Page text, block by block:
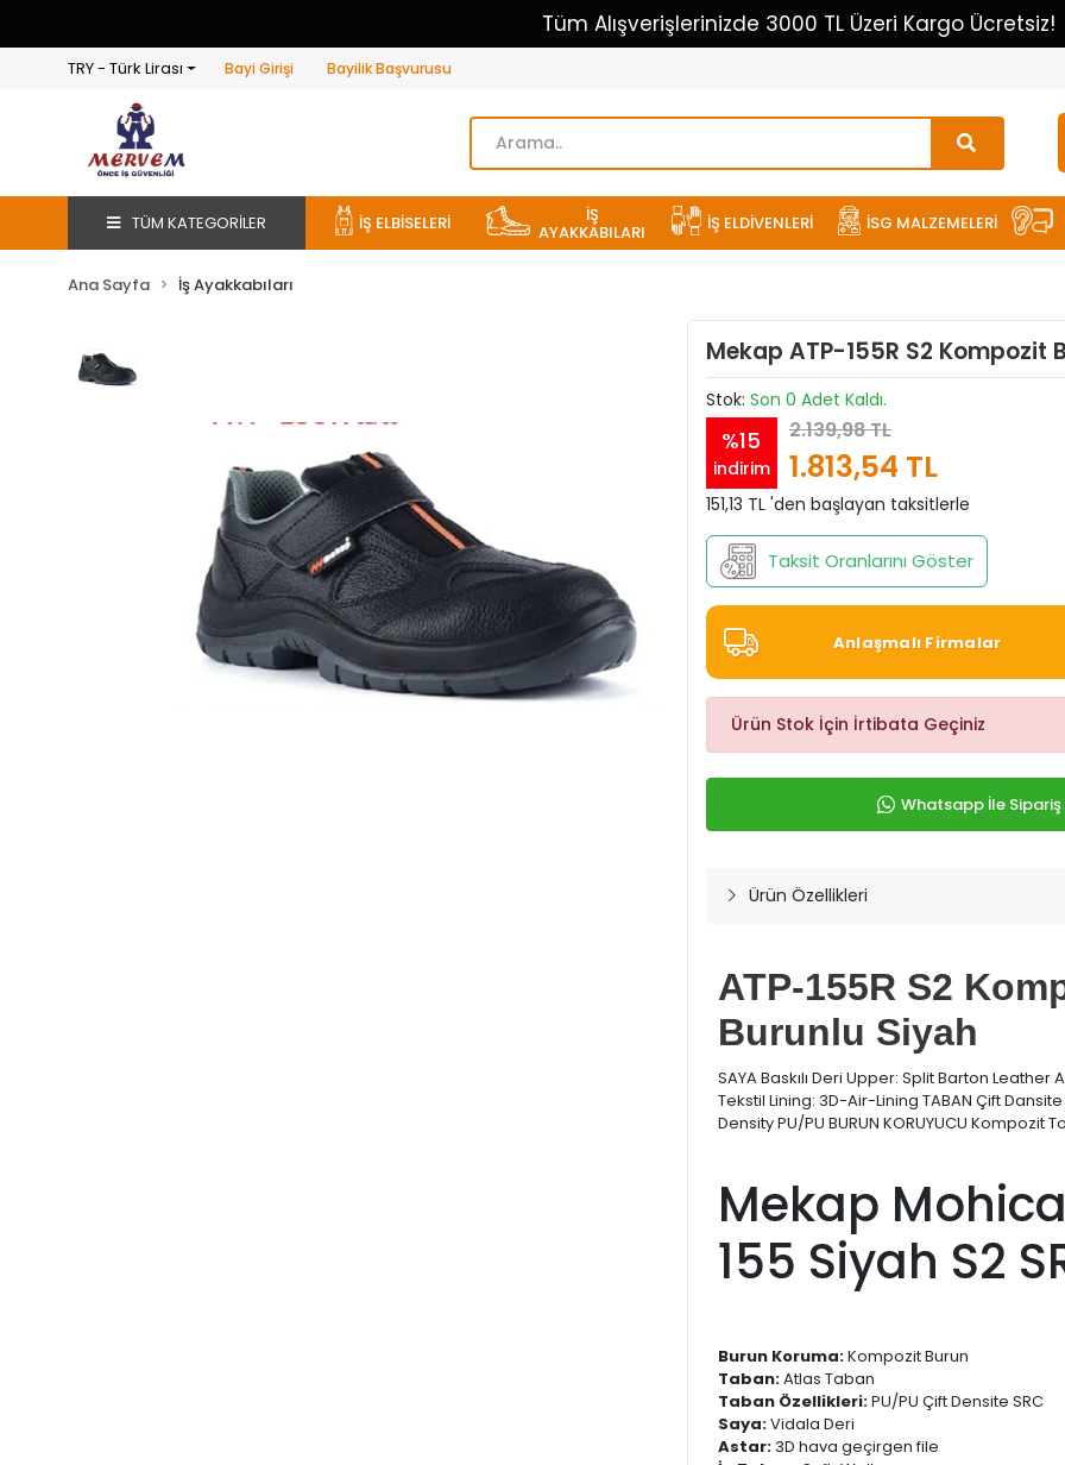
Mekap İş Ayakkabıları Bölge
TRY - Türk Lirası Bayi Girişi Bayilik Başvurusu
TÜM KATEGORİLER İŞ ELBİSELERİ İŞ
AYAKKABILARI İŞ ELDİVENLERİ İSG MALZEMELERİ
Ana Sayfa İş Ayakkabıları
Mekap ATP-155R S2 Kompozit
Stok: Son 0 Adet Kaldı.
%15
indirim
2.139,98 TL
1.813,54 TL
151,13 TL 'den başlayan taksitlerle
Taksit Oranlarını Göster
Anlaşmalı Firmalar
Ürün Stok İçin İrtibata Geçiniz
Whatsapp İle Sipariş
Ürün Özellikleri
ATP-155R S2
Burunlu Siyah
SAYA Baskılı Deri Upper: Split Barton Leather
Tekstil Lining: 3D-Air-Lining TABAN Çift
Density PU/PU BURUN KORUYUCU
Mekap
155 Siyah S2
Burun Koruma:Kompozit Burun
Taban:Atlas Taban
Taban Özellikleri:PU/PU Çift Densite SRC
Saya:Vidala Deri
Astar:3D hava geçirgen file